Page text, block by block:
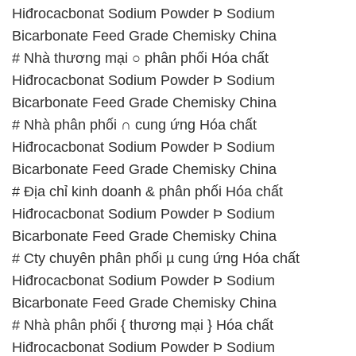
Hiđrocacbonat Sodium Powder Þ Sodium
Bicarbonate Feed Grade Chemisky China
# Nhà thương mại ○ phân phối Hóa chất
Hiđrocacbonat Sodium Powder Þ Sodium
Bicarbonate Feed Grade Chemisky China
# Nhà phân phối ∩ cung ứng Hóa chất
Hiđrocacbonat Sodium Powder Þ Sodium
Bicarbonate Feed Grade Chemisky China
# Địa chỉ kinh doanh & phân phối Hóa chất
Hiđrocacbonat Sodium Powder Þ Sodium
Bicarbonate Feed Grade Chemisky China
# Cty chuyên phân phối µ cung ứng Hóa chất
Hiđrocacbonat Sodium Powder Þ Sodium
Bicarbonate Feed Grade Chemisky China
# Nhà phân phối { thương mại } Hóa chất
Hiđrocacbonat Sodium Powder Þ Sodium